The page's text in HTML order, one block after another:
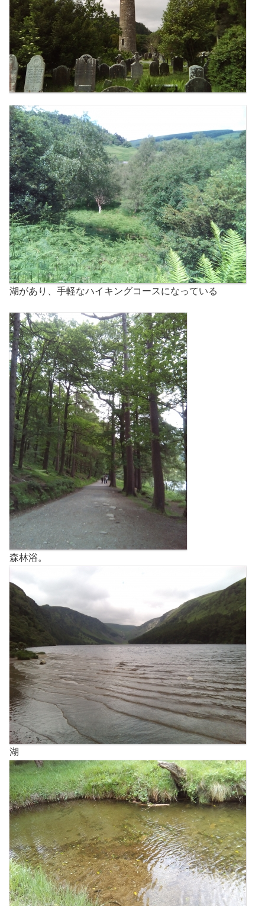
湖があり、手軽なハイキングコースになっている
森林浴。
湖